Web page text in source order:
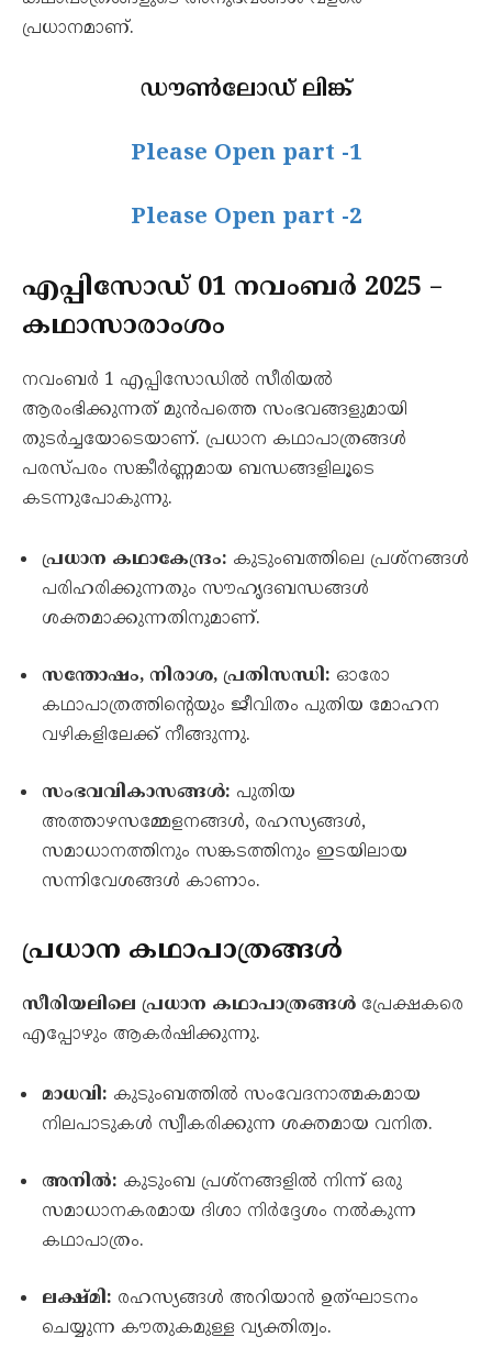
പ്രധാനമാണ്.
ഡൗൺലോഡ് ലിങ്ക്
Please Open part -1
Please Open part -2
എപ്പിസോഡ് 01 നവംബർ 2025 –
കഥാസാരാംശം
നവംബർ 1 എപ്പിസോഡിൽ സീരിയൽ
ആരംഭിക്കുന്നത് മുൻപത്തെ സംഭവങ്ങളുമായി
തുടർച്ചയോടെയാണ്. പ്രധാന കഥാപാത്രങ്ങൾ
പരസ്പരം സങ്കീർണ്ണമായ ബന്ധങ്ങളിലൂടെ
കടന്നുപോകുന്നു.
പ്രധാന കഥാകേന്ദ്രം: കുടുംബത്തിലെ പ്രശ്നങ്ങൾ
പരിഹരിക്കുന്നതും സൗഹൃദബന്ധങ്ങൾ
ശക്തമാക്കുന്നതിനുമാണ്.
സന്തോഷം, നിരാശ, പ്രതിസന്ധി: ഓരോ
കഥാപാത്രത്തിന്റെയും ജീവിതം പുതിയ മോഹന
വഴികളിലേക്ക് നീങ്ങുന്നു.
സംഭവവികാസങ്ങൾ: പുതിയ
അത്താഴസമ്മേളനങ്ങൾ, രഹസ്യങ്ങൾ,
സമാധാനത്തിനും സങ്കടത്തിനും ഇടയിലായ
സന്നിവേശങ്ങൾ കാണാം.
പ്രധാന കഥാപാത്രങ്ങൾ
സീരിയലിലെ പ്രധാന കഥാപാത്രങ്ങൾ പ്രേക്ഷകരെ
എപ്പോഴും ആകർഷിക്കുന്നു.
മാധവി: കുടുംബത്തിൽ സംവേദനാത്മകമായ
നിലപാടുകൾ സ്വീകരിക്കുന്ന ശക്തമായ വനിത.
അനിൽ: കുടുംബ പ്രശ്നങ്ങളിൽ നിന്ന് ഒരു
സമാധാനകരമായ ദിശാ നിർദ്ദേശം നൽകുന്ന
കഥാപാത്രം.
ലക്ഷ്മി: രഹസ്യങ്ങൾ അറിയാൻ ഉത്ഘാടനം
ചെയ്യുന്ന കൗതുകമുള്ള വ്യക്തിത്വം.